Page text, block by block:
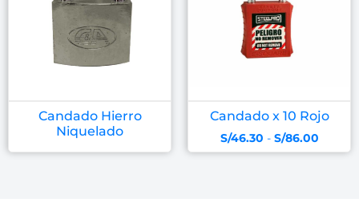
Candado Hierro
Niquelado
Candado x 10 Rojo
S/46.30 - S/86.00